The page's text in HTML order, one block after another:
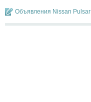
Объявления Nissan Pulsar